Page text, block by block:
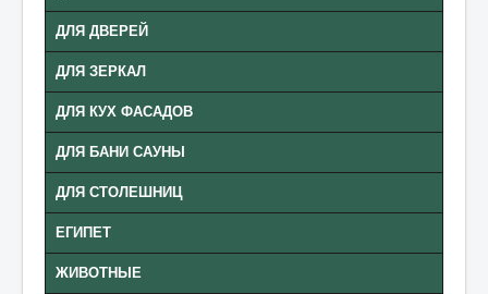
ДЛЯ ДВЕРЕЙ
ДЛЯ ЗЕРКАЛ
ДЛЯ КУХ ФАСАДОВ
ДЛЯ БАНИ САУНЫ
ДЛЯ СТОЛЕШНИЦ
ЕГИПЕТ
ЖИВОТНЫЕ